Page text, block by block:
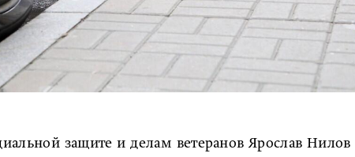
защите и делам ветеранов Ярослав Нилов